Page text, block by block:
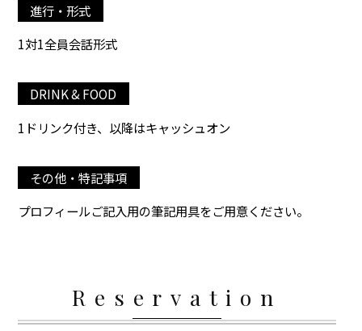
進行・形式
1対1全員会話形式
DRINK & FOOD
1ドリンク付き、以降はキャッシュオン
その他・特記事項
プロフィールご記入用の筆記用具をご用意ください。
Reservation